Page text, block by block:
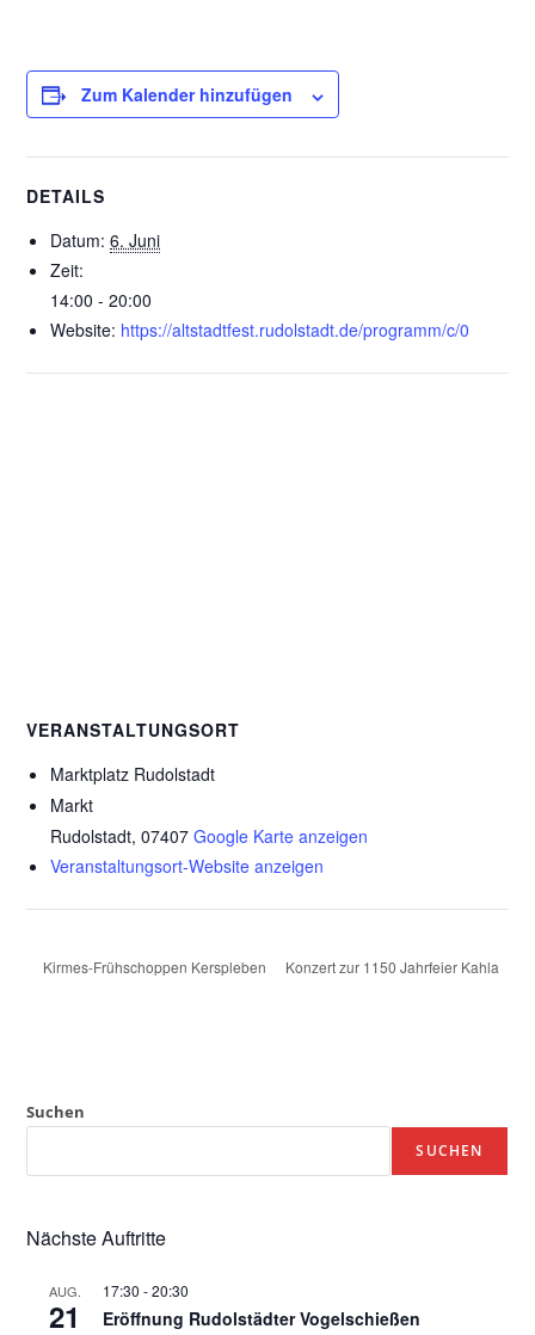
Zum Kalender hinzufügen
DETAILS
Datum: 6. Juni
Zeit:
14:00 - 20:00
Website: https://altstadtfest.rudolstadt.de/programm/c/0
VERANSTALTUNGSORT
Marktplatz Rudolstadt
Markt
Rudolstadt, 07407 Google Karte anzeigen
Veranstaltungsort-Website anzeigen
Kirmes-Frühschoppen Kerspleben Konzert zur 1150 Jahrfeier Kahla
Suchen
SUCHEN
Nächste Auftritte
AUG.
21
17:30 -20:30
Eröffnung Rudolstädter Vogelschießen